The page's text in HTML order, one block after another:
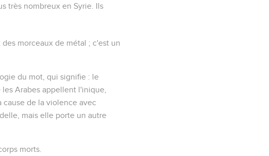
très nombreux en Syrie. Ils
morceaux de métal ; c'est un
du mot, qui signifie : le
les Arabes appellent l'inique
de la violence avec
mais elle porte un autre
morts.